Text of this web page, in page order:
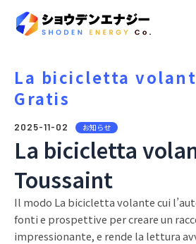
La bicicletta
Gratis
2025-11-02 お知らせ
La bicicletta
Toussaint
Il modo La bicicletta volante cui
fonti e prospettive per creare un
impressionante, e rende la lettura